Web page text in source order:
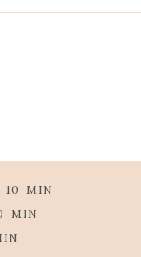
10 M
I
MIN
M
I
MIN